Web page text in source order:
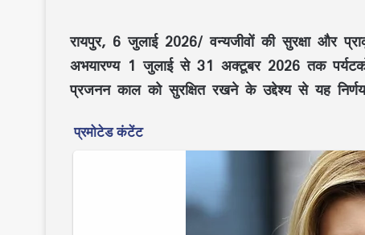
रायपुर, 6 जुलाई 2026/ वन्यजीवोंकी सुरक्षा और
अभयारण्य 1 जुलाई से 31 अक्टूबर 2026 तक
प्रजनन कालको सुरक्षित रखने के उद्देश्य से यह